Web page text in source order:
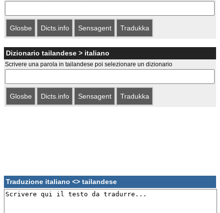
Glosbe Dicts.info Sensagent Tradukka
Dizionario tailandese > italiano
Scrivere una parola in tailandese poi selezionare un dizionario
Glosbe Dicts.info Sensagent Tradukka
Traduzione italiano <> tailandese